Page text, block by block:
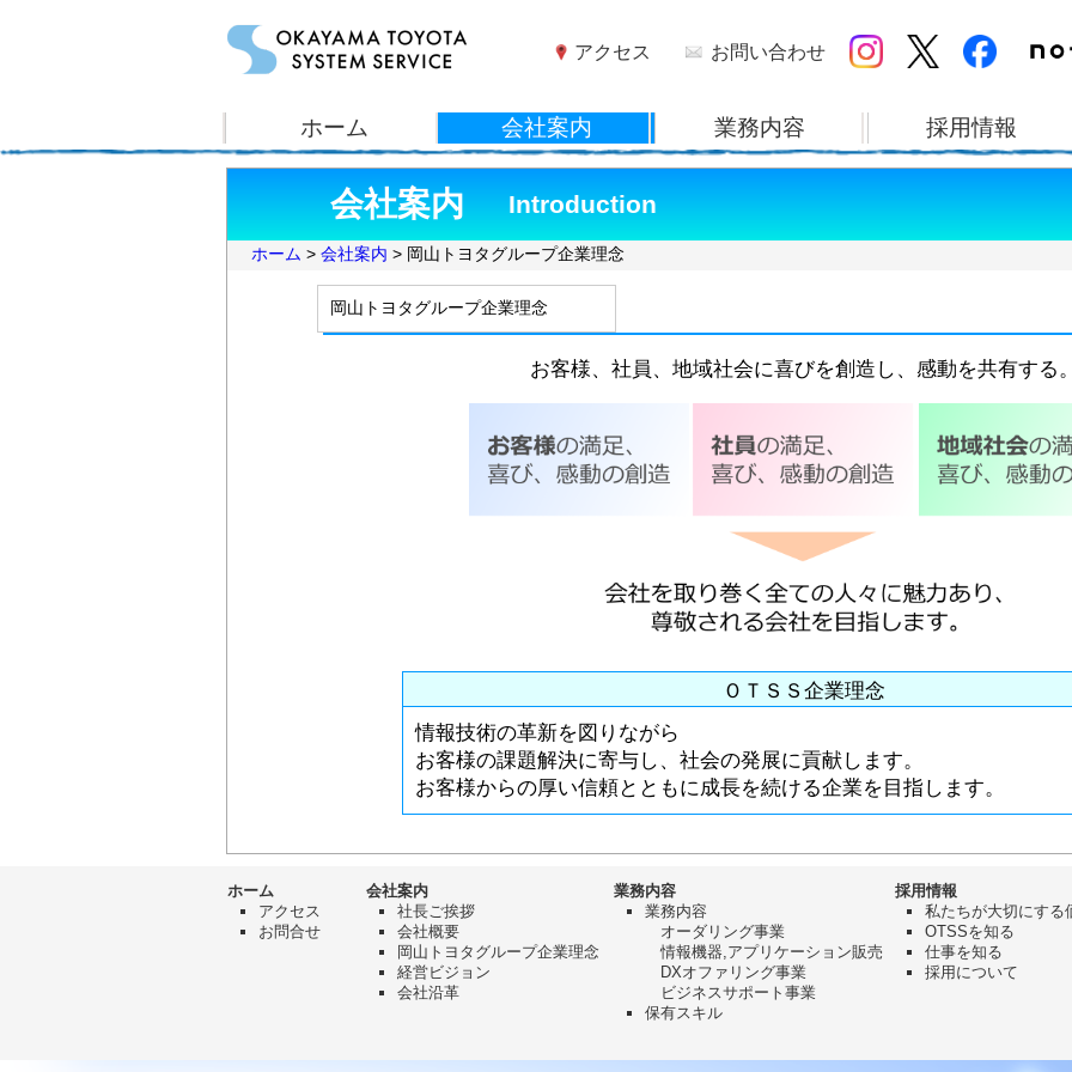
会社案内 Introduction
ホーム > 会社案内 > 岡山トヨタグループ企業理念
岡山トヨタグループ企業理念
お客様、社員、地域社会に喜びを創造し、感動を共有する
ＯＴＳＳ企業理念
情報技術の革新を図りながら
お客様の課題解決に寄与し、社会の発展に貢献します。
お客様からの厚い信頼とともに成長を続ける企業を目指します。